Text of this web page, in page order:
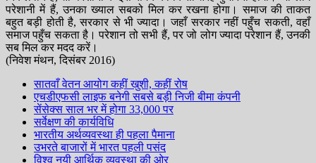
परेशानी में हैं, उनका ख्याल सबको मिल कर रखना होगा। समाज की ताकत
बहुत बड़ी होती है, सरकार से भी ज्यादा। जहाँ सरकार नहीं पहुँच सकती, वहाँ
समाज पहुँच सकता है। परेशान तो सभी हैं, पर जो लोग ज्यादा परेशान हैं, उनकी
सब मिल कर मदद करें।
(निवेश मंथन, दिसंबर 2016)
सातवाँ वेतन आयोग कहीं खुशी, कहीं रोष
एचडीएफसी लाइफ बनेगी सबसे बड़ी निजी बीमा कंपनी
सेंसेक्स साल भर में होगा 33,000 पर
सर्वेक्षण की कार्यविधि
भारतीय अर्थव्यवस्था ही पहला पैमाना
उभरते बाजारों में भारत पहली पसंद
विश्व नयी आर्थिक व्यवस्था की ओर